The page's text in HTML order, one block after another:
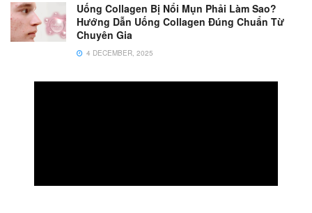
Uống Collagen Bị Nổi Mụn Phải Làm Sao?
Hướng Dẫn Uống Collagen Đúng Chuẩn Từ
Chuyên Gia
4 DECEMBER, 2025